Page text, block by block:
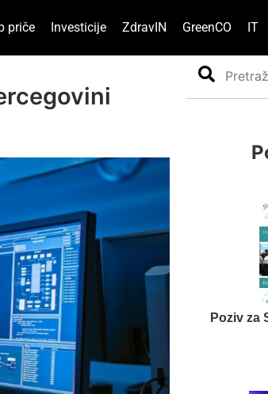
priče Investicije ZdravIN GreenCO IT
Search
Poziv za